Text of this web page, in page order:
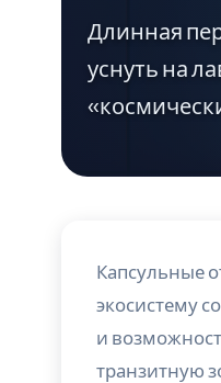
Длинная
уснуть на
Капсульные
экосистему
и
транзитную